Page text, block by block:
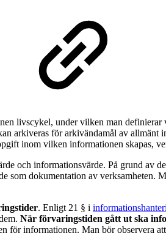
livscykel, under vilken man
arkiveras för arkivändamål av
inom vilken informationen skapas,
och informationsvärde. På grund av
som dokumentation av
. Enligt 21 § i
När förvaringstiden gått ut ska
för informationen. Man bör observera